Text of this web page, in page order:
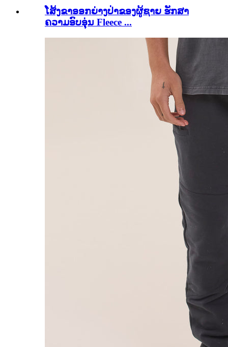
ໂສ້ງຂາອອກຍ່າງປ່າຂອງຜູ້ຊາຍ ຮັກສາ
ຄວາມອົບອຸ່ນ Fleece ...